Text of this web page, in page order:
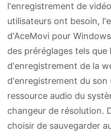
l'enregistrement de
utilisateurs ont besoin,
d'AceMovi pour
des préréglages tels que
d'enregistrement de la
d'enregistrement du son
ressource audio du
changeur de résolution.
choisir de sauvegarder